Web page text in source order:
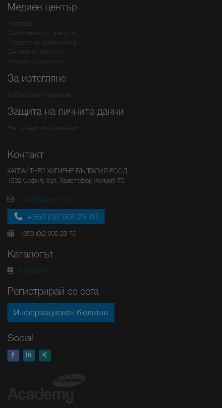
Медиен център
Преглед
Съобщения за пресата
Портрет на компанията
Снимки за пресата
Контакт с пресата
За изтегляне
Библиотека Hagleitner
Защита на личните данни
Настройки за бисквитки
Контакт
ХАГЛАЙТНЕР ХИГИЕНЕ БЪЛГАРИЯ ЕООД
1592 София, бул. Христофор Колумб 70
sofia@hagleitner.bg
+359 (0)2 906 23 70
+359 (0)2 906 23 75
Каталогът
Каталогът
Регистрирай се сега
Информационен бюлетин
Social